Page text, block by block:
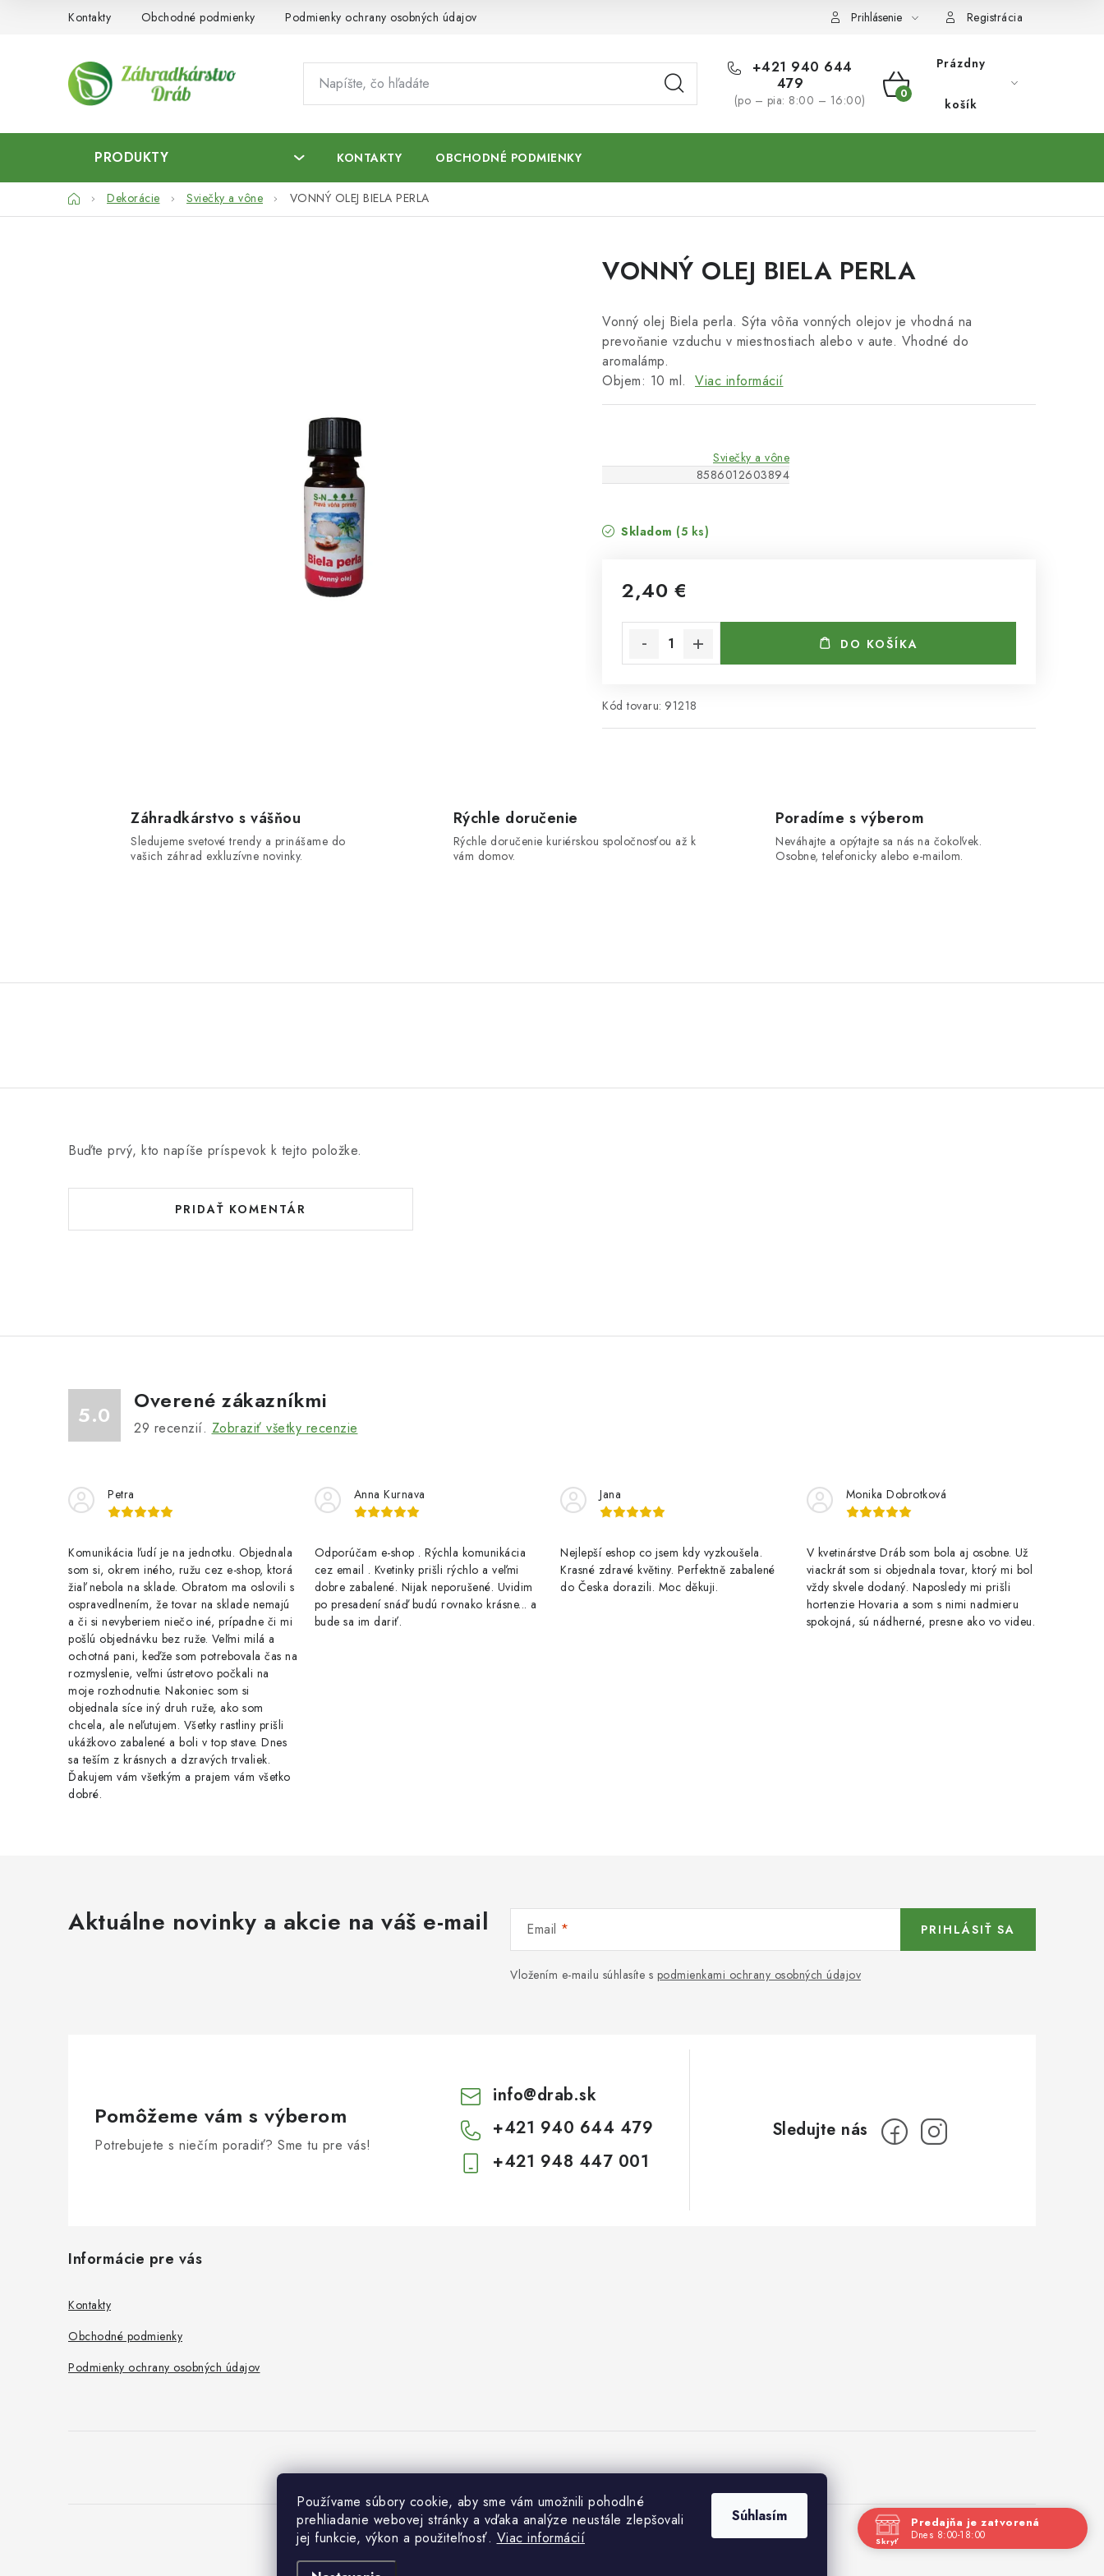
Používame súbory cookie, aby sme vám umožnili pohodlné
prehliadanie webovej stránky a vďaka analýze neustále zlepšovali
jej funkcie, výkon a použiteľnosť. Viac informácií
Súhlasím
Kontakty Obchodné podmienky Podmienky ochrany osobných údajov Prihlásenie Registrácia
+421 940 644
479
(po – pia: 8:00 – 16:00)
NÁKUPNÝ
Prázdny
košík
PRODUKTY KONTAKTY OBCHODNÉ PODMIENKY
DomovDekorácie Sviečky a vône VONNÝ OLEJ BIELA PERLA
VONNÝ OLEJ BIELA PERLA
Vonný olej Biela perla. Sýta vôňa vonných olejov je vhodná na
prevoňanie vzduchu v miestnostiach alebo v aute. Vhodné do
aromalámp.
Objem: 10 ml. Viac informácií
Sviečky a vône
8586012603894
Skladom (5 ks)
2,40 €
DO KOŠÍKA
Kód tovaru: 91218
Záhradkárstvo s vášňou
Sledujeme svetové trendy a prinášame do
vašich záhrad exkluzívne novinky.
Rýchle doručenie
Rýchle doručenie kuriérskou spoločnosťou až k
vám domov.
Poradíme s výberom
Neváhajte a opýtajte sa nás na čokoľvek.
Osobne, telefonicky alebo e-mailom.
Buďte prvý, kto napíše príspevok k tejto položke.
PRIDAŤ KOMENTÁR
5.0
Overené zákazníkmi
29 recenzií. Zobraziť všetky recenzie
Petra
Komunikácia ľudí je na jednotku. Objednala
som si, okrem iného, ružu cez e-shop, ktorá
žiaľ nebola na sklade. Obratom ma oslovili s
ospravedlnením, že tovar na sklade nemajú
a či si nevyberiem niečo iné, prípadne či mi
pošlú objednávku bez ruže. Veľmi milá a
ochotná pani, keďže som potrebovala čas na
rozmyslenie, veľmi ústretovo počkali na
moje rozhodnutie. Nakoniec som si
objednala síce iný druh ruže, ako som
chcela, ale neľutujem. Všetky rastliny prišli
ukážkovo zabalené a boli v top stave. Dnes
sa teším z krásnych a dzravých trvaliek.
Ďakujem vám všetkým a prajem vám všetko
dobré.
Anna Kurnava
Odporúčam e-shop . Rýchla komunikácia
cez email . Kvetinky prišli rýchlo a veľmi
dobre zabalené. Nijak neporušené. Uvidim
po presadení snáď budú rovnako krásne... a
bude sa im dariť.
Jana
Nejlepší eshop co jsem kdy vyzkoušela.
Krasné zdravé květiny. Perfektně zabalené
do Česka dorazili. Moc děkuji.
Monika Dobrotková
V kvetinárstve Dráb som bola aj osobne. Už
viackrát som si objednala tovar, ktorý mi bol
vždy skvele dodaný. Naposledy mi prišli
hortenzie Hovaria a som s nimi nadmieru
spokojná, sú nádherné, presne ako vo videu.
Aktuálne novinky a akcie na váš e-mail Email
Vložením e-mailu súhlasíte s podmienkami ochrany osobných údajov
PRIHLÁSIŤ SA
Pomôžeme vám s výberom
Potrebujete s niečím poradiť? Sme tu pre vás!
info@drab.sk
+421 940 644 479
+421 948 447 001
Informácie pre vás
Kontakty
Obchodné podmienky
Podmienky ochrany osobných údajov
Copyright 2026 Záhradkárstvo Dráb. Všetky práva vyhradené.
Predajňa je zatvorená
Dnes 8:00-18:00
Skryť